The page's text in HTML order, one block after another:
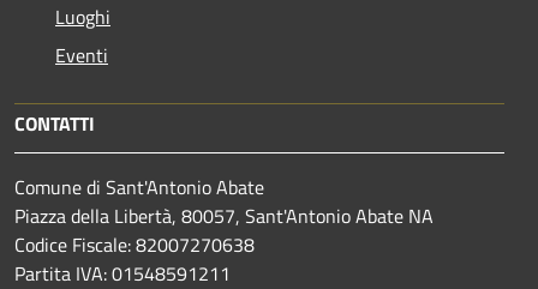
Luoghi
Eventi
CONTATTI
Comune di Sant'Antonio Abate
Piazza della Libertà, 80057, Sant'Antonio Abate NA
Codice Fiscale: 82007270638
Partita IVA: 01548591211